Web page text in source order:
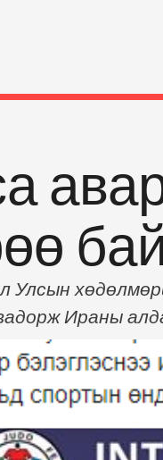
Улсын
Ираны
бичжээ.
олон нийтэд
амжив.